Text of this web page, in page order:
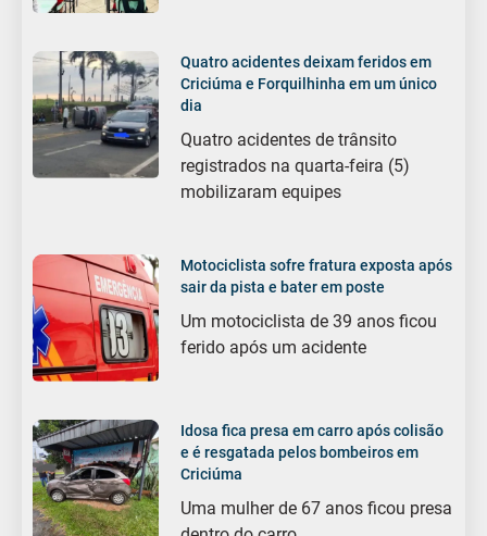
Quatro acidentes deixam feridos em
Criciúma e Forquilhinha em um único
dia
Quatro acidentes de trânsito
registrados na quarta-feira (5)
mobilizaram equipes
Motociclista sofre fratura exposta após
sair da pista e bater em poste
Um motociclista de 39 anos ficou
ferido após um acidente
Idosa fica presa em carro após colisão
e é resgatada pelos bombeiros em
Criciúma
Uma mulher de 67 anos ficou presa